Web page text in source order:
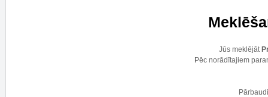
Jūs meklējāt
Pēc norādītajiem